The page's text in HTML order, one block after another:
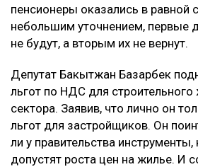
пенсионеры оказались в равной
небольшим уточнением, первые
не будут, а вторым их не вернут.
Депутат Бакытжан Базарбек
льгот по НДС для
сектора. Заявив, что лично он
льгот для застройщиков. Он
ли у правительства
допустят роста цен на жилье. И